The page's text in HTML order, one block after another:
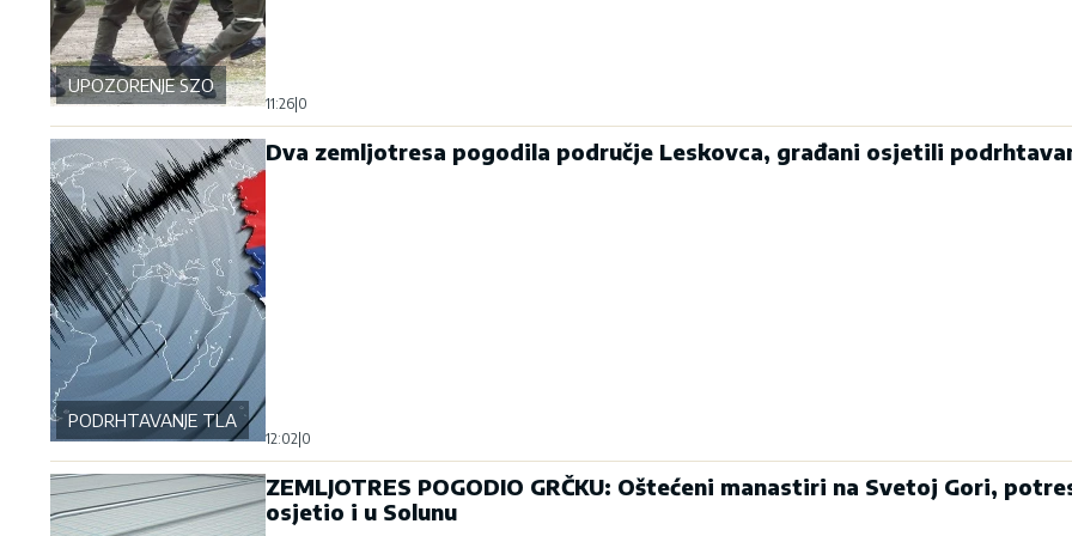
UPOZORENJE SZO
11:26 0
PODRHTAVANJE TLA
Dva zemljotresa pogodila područje Leskovca, građani osjetili
12:02 0
ZEMLJOTRES POGODIO GRČKU: Oštećeni manastiri na Svetoj Gori,
osjetio i u Solunu